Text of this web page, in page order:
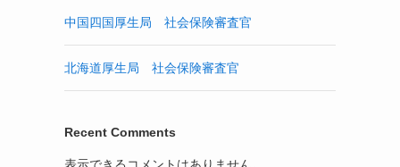
中国四国厚生局 社会保険審査官
北海道厚生局 社会保険審査官
Recent Comments